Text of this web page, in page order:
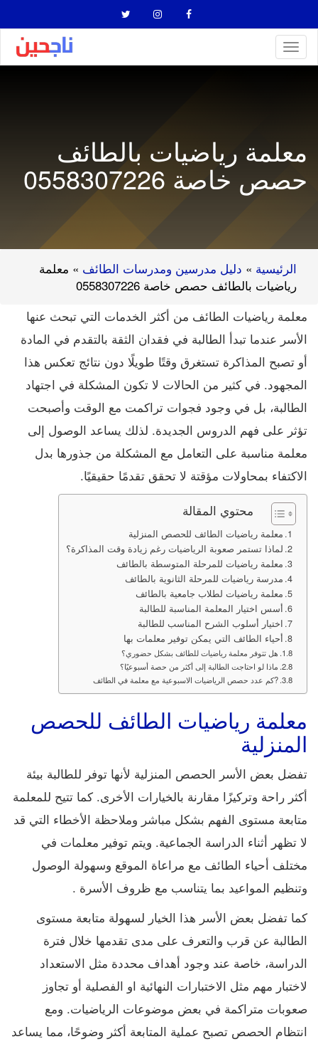
معلمة رياضيات بالطائف
حصص خاصة 0558307226
الرئيسية » دليل مدرسين ومدرسات الطائف » معلمة
رياضيات بالطائف حصص خاصة 0558307226
معلمة رياضيات الطائف من أكثر الخدمات التي تبحث عنها
الأسر عندما تبدأ الطالبة في فقدان الثقة بالتقدم في المادة
أو تصبح المذاكرة تستغرق وقتًا طويلًا دون نتائج تعكس هذا
المجهود. في كثير من الحالات لا تكون المشكلة في اجتهاد
الطالبة، بل في وجود فجوات تراكمت مع الوقت وأصبحت
تؤثر على فهم الدروس الجديدة. لذلك يساعد الوصول إلى
معلمة مناسبة على التعامل مع المشكلة من جذورها بدل
الاكتفاء بمحاولات مؤقتة لا تحقق تقدمًا حقيقيًا.
محتوي المقالة
معلمة رياضيات الطائف للحصص المنزلية
لماذا تستمر صعوبة الرياضيات رغم زيادة وقت المذاكرة؟
معلمة رياضيات للمرحلة المتوسطة بالطائف
مدرسة رياضيات للمرحلة الثانوية بالطائف
معلمة رياضيات لطلاب جامعية بالطائف
أسس اختيار المعلمة المناسبة للطالبة
اختيار أسلوب الشرح المناسب للطالبة
أحياء الطائف التي يمكن توفير معلمات بها
هل تتوفر معلمة رياضيات للطائف بشكل حضوري؟
ماذا لو احتاجت الطالبة إلى أكثر من حصة أسبوعيًا؟
?كم عدد حصص الرياضيات الاسبوعية مع معلمة في الطائف
معلمة رياضيات الطائف للحصص
المنزلية
تفضل بعض الأسر الحصص المنزلية لأنها توفر للطالبة بيئة
أكثر راحة وتركيزًا مقارنة بالخيارات الأخرى. كما تتيح للمعلمة
متابعة مستوى الفهم بشكل مباشر وملاحظة الأخطاء التي قد
لا تظهر أثناء الدراسة الجماعية. ويتم توفير معلمات في
مختلف أحياء الطائف مع مراعاة الموقع وسهولة الوصول
وتنظيم المواعيد بما يتناسب مع ظروف الأسرة .
كما تفضل بعض الأسر هذا الخيار لسهولة متابعة مستوى
الطالبة عن قرب والتعرف على مدى تقدمها خلال فترة
الدراسة، خاصة عند وجود أهداف محددة مثل الاستعداد
لاختبار مهم مثل الاختبارات النهائية او الفصلية أو تجاوز
صعوبات متراكمة في بعض موضوعات الرياضيات. ومع
انتظام الحصص تصبح عملية المتابعة أكثر وضوحًا، مما يساعد